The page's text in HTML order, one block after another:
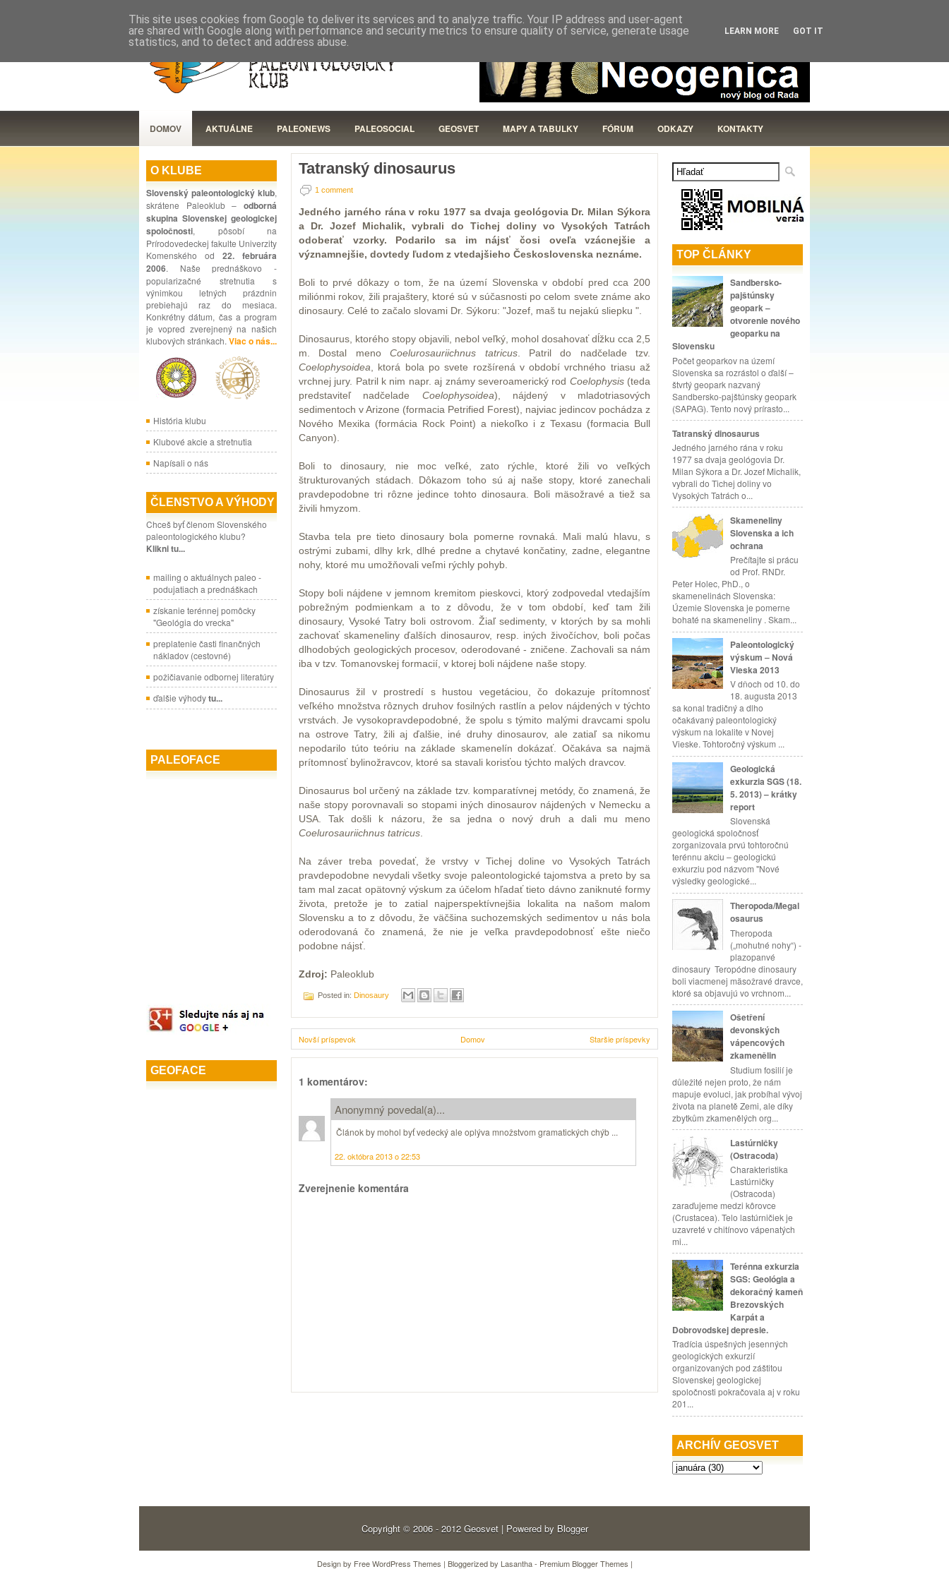
ČLENOVIA STANOVY DOKUMENTY
DOMOV AKTUÁLNE PALEONEWS PALEOSOCIAL GEOSVET MAPY A TABULKY FÓRUM ODKAZY KONTAKTY
O KLUBE
Slovenský paleontologický klub,
skrátene Paleoklub – odborná
skupina Slovenskej geologickej
spoločnosti, pôsobí na
Prírodovedeckej fakulte Univerzity
Komenského od 22. februára
2006. Naše prednáškovo -
popularizačné stretnutia s
výnimkou letných prázdnin
prebiehajú raz do mesiaca.
Konkrétny dátum, čas a program
je vopred zverejnený na našich
klubových stránkach. Viac o nás...
História klubu
Klubové akcie a stretnutia
Napísali o nás
ČLENSTVO A VÝHODY
Chceš byť členom Slovenského
paleontologického klubu?
Klikni tu...
mailing o aktuálnych paleo -
podujatiach a prednáškach
získanie terénnej pomôcky
"Geológia do vrecka"
preplatenie časti finančných
nákladov (cestovné)
požičiavanie odbornej literatúry
ďalšie výhodytu...
PALEOFACE
GEOFACE
Tatranský dinosaurus
1 comment
Jedného jarného rána v roku 1977 sa dvaja geológovia Dr. Milan Sýkora
a Dr. Jozef Michalik, vybrali do Tichej doliny vo Vysokých Tatrách
odoberať vzorky. Podarilo sa im nájsť čosi oveľa vzácnejšie a
významnejšie, dovtedy ľudom z vtedajšieho Československa neznáme.
Boli to prvé dôkazy o tom, že na území Slovenska v období pred cca 200
miliónmi rokov, žili prajaštery, ktoré sú v súčasnosti po celom svete známe ako
dinosaury. Celé to začalo slovami Dr. Sýkoru: "Jozef, maš tu nejakú sliepku ".
Dinosaurus, ktorého stopy objavili, nebol veľký, mohol dosahovať dĺžku cca 2,5
m. Dostal menoCoelurosauriichnus tatricus. Patril do nadčelade tzv.
Coelophysoidea , ktorá bola po svete rozšírená v období vrchného triasu až
vrchnej jury. Patril k nim napr. aj známy severoamerický rod Coelophysis (teda
predstaviteľ nadčelade Coelophysoidea), nájdený v mladotriasových
sedimentoch v Arizone (formacia Petrified Forest), najviac jedincov pochádza z
Nového Mexika (formácia Rock Point) a niekoľko i z Texasu (formacia Bull
Canyon).
Boli to dinosaury, nie moc veľké, zato rýchle, ktoré žili vo veľkých
štrukturovaných stádach. Dôkazom toho sú aj naše stopy, ktoré zanechali
pravdepodobne tri rôzne jedince tohto dinosaura. Boli mäsožravé a tiež sa
živili hmyzom.
Stavba tela pre tieto dinosaury bola pomerne rovnaká. Mali malú hlavu, s
ostrými zubami, dlhy krk, dlhé predne a chytavé končatiny, zadne, elegantne
nohy, ktoré mu umožňovali veľmi rýchly pohyb.
Stopy boli nájdene v jemnom kremitom pieskovci, ktorý zodpovedal vtedajším
pobrežným podmienkam a to z dôvodu, že v tom období, keď tam žili
dinosaury, Vysoké Tatry boli ostrovom. Žiaľ sedimenty, v ktorých by sa mohli
zachovať skameneliny ďalších dinosaurov, resp. iných živočíchov, boli počas
dlhodobých geologických procesov, oderodované - zničene. Zachovali sa nám
iba v tzv. Tomanovskej formacií, v ktorej boli nájdene naše stopy.
Dinosaurus žil v prostredí s hustou vegetáciou, čo dokazuje prítomnosť
veľkého množstva rôznych druhov fosilných rastlín a pelov nájdených v týchto
vrstvách. Je vysokopravdepodobné, že spolu s týmito malými dravcami spolu
na ostrove Tatry, žili aj ďalšie, iné druhy dinosaurov, ale zatiaľ sa nikomu
nepodarilo túto teóriu na základe skamenelín dokázať. Očakáva sa najmä
prítomnosť bylinožravcov, ktoré sa stavali korisťou týchto malých dravcov.
Dinosaurus bol určený na základe tzv. komparatívnej metódy, čo znamená, že
naše stopy porovnavali so stopami iných dinosaurov nájdených v Nemecku a
USA. Tak došli k názoru, že sa jedna o nový druh a dali mu meno
Coelurosauriichnus tatricus
Na záver treba povedať, že vrstvy v Tichej doline vo Vysokých Tatrách
pravdepodobne nevydali všetky svoje paleontologické tajomstva a preto by sa
tam mal zacat opätovný výskum za účelom hľadať tieto dávno zaniknuté formy
života, pretože je to zatial najperspektívnejšia lokalita na našom malom
Slovensku a to z dôvodu, že väčšina suchozemských sedimentov u nás bola
oderodovaná čo znamená, že nie je veľka pravdepodobnosť ešte niečo
podobne nájsť.
Zdroj: Paleoklub
Posted in: Dinosaury
Novší príspevok Staršie príspevky
Domov
1 komentárov:
Anonymný povedal(a)...
Článok by mohol byť vedecký ale oplýva množstvom gramatických chýb ...
22. októbra 2013 o 22:53
Zverejnenie komentára
TOP ČLÁNKY
Sandbersko-
pajštúnsky
geopark –
otvorenie nového
geoparku na
Slovensku
Počet geoparkov na území
Slovenska sa rozrástol o ďalší –
štvrtý geopark nazvaný
Sandbersko-pajštúnsky geopark
(SAPAG). Tento nový prírasto...
Tatranský dinosaurus
Jedného jarného rána v roku
1977 sa dvaja geológovia Dr.
Milan Sýkora a Dr. Jozef Michalik,
vybrali do Tichej doliny vo
Vysokých Tatrách o...
Skameneliny
Slovenska a ich
ochrana
Prečítajte si prácu
od Prof. RNDr.
Peter Holec, PhD., o
skamenelinách Slovenska:
Územie Slovenska je pomerne
bohaté na skameneliny . Skam...
Paleontologický
výskum – Nová
Vieska 2013
V dňoch od 10. do
18. augusta 2013
sa konal tradičný a dlho
očakávaný paleontologický
výskum na lokalite v Novej
Vieske. Tohtoročný výskum ...
Geologická
exkurzia SGS (18.
5. 2013) – krátky
report
Slovenská
geologická spoločnosť
zorganizovala prvú tohtoročnú
terénnu akciu – geologickú
exkurziu pod názvom "Nové
výsledky geologické...
Theropoda/Megal
osaurus
Theropoda
(„mohutné nohy“) -
plazopanvé
dinosaury Teropódne dinosaury
boli viacmenej mäsožravé dravce,
ktoré sa objavujú vo vrchnom...
Ošetření
devonských
vápencových
zkamenělin
Studium fosilií je
důležité nejen proto, že nám
mapuje evoluci, jak probíhal vývoj
života na planetě Zemi, ale díky
zbytkům zkamenělých org...
Lastúrničky
(Ostracoda)
Charakteristika
Lastúrničky
(Ostracoda)
zaraďujeme medzi kôrovce
(Crustacea). Telo lastúrničiek je
uzavreté v chitínovo vápenatých
mi...
Terénna exkurzia
SGS: Geológia a
dekoračný kameň
Brezovských
Karpát a
Dobrovodskej depresie.
Tradícia úspešných jesenných
geologických exkurzií
organizovaných pod záštitou
Slovenskej geologickej
spoločnosti pokračovala aj v roku
201...
ARCHÍV GEOSVET
Copyright © 2006 - 2012 Geosvet| Powered by Blogger
Design by Free WordPress Themes | Bloggerized by Lasantha- Premium Blogger Themes |
This site uses cookies from Google to deliver its services and to analyze traffic. Your IP address and user-agent
are shared with Google along with performance and security metrics to ensure quality of service, generate usage
statistics, and to detect and address abuse.
LEARN MORE GOT IT